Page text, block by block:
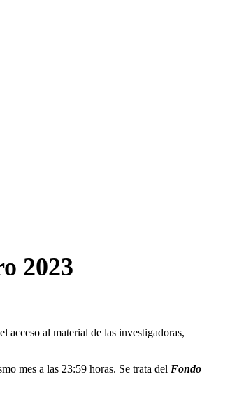
2023
acceso al material de las investigadoras,
mes a las 23:59 horas. Se trata del Fondo